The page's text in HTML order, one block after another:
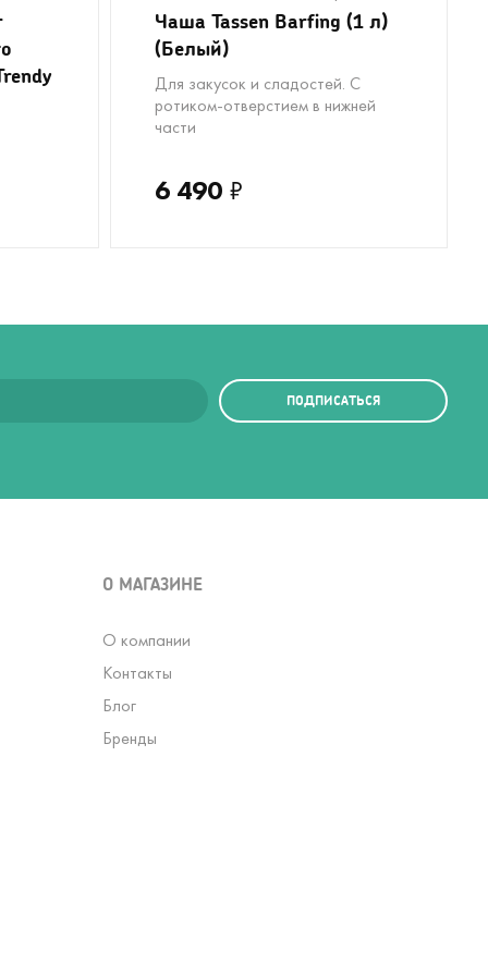
Чаша Tassen Barfing (1 л)
(Белый)
Для закусок и сладостей. С
ротиком-отверстием в нижней
части
6 490 ₽
ПОДПИСАТЬСЯ
О МАГАЗИНЕ
О компании
Контакты
Блог
Бренды